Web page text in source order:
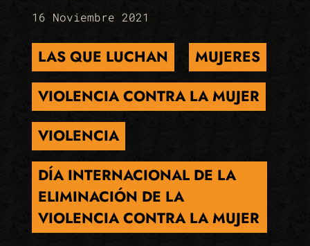
16 Noviembre 2021
LAS QUE LUCHAN
MUJERES
VIOLENCIA CONTRA LA MUJER
VIOLENCIA
DÍA INTERNACIONAL DE LA
ELIMINACIÓN DE LA
VIOLENCIA CONTRA LA MUJER